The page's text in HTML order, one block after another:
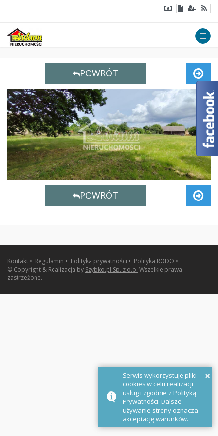
POWRÓT
POWRÓT
Kontakt • Regulamin • Polityka prywatności • Polityka RODO •
© Copyright & Realizacja by Szybko.pl Sp. z o.o. Wszelkie prawa
zastrzeżone.
×
Serwis wykorzystuje pliki
cookies w celu realizacji
usług i zgodnie z Polityką
Prywatności. Dalsze
używanie strony oznacza
akceptację warunków.